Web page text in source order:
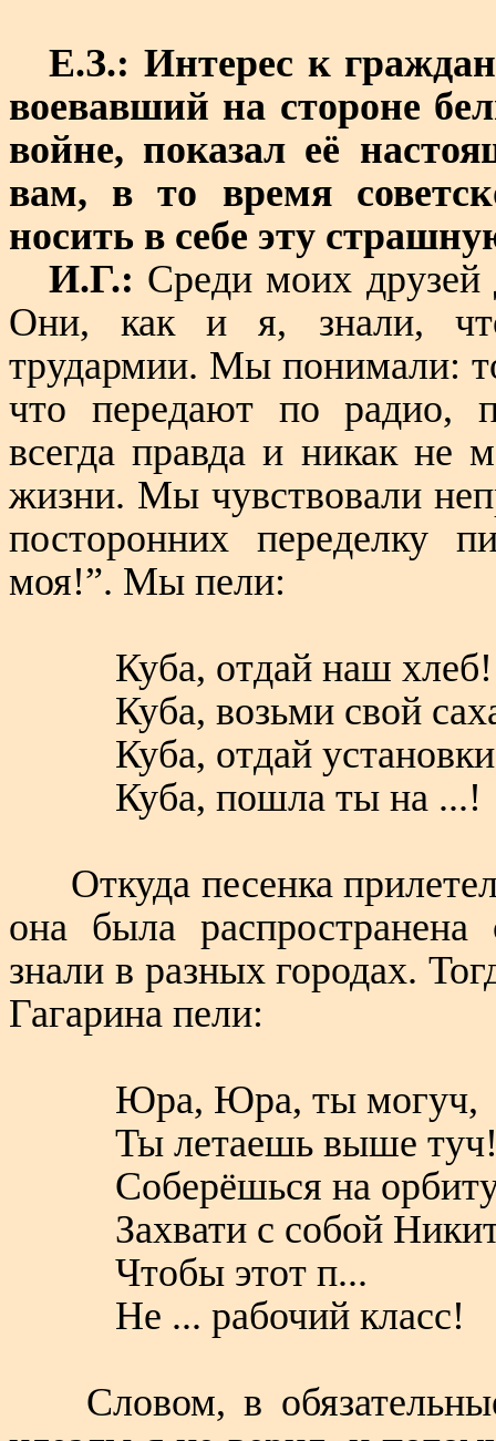
Е.З.: Интерес к
воевавший на стороне
войне, показал её
вам, в то время
носить в себе эту
И.Г.: Среди моих друзей
Они, как и я, знали,
трудармии. Мы понимали:
что передают по радио,
всегда правда и никак не
жизни. Мы чувствовали
посторонних переделку
моя!”. Мы пели:
Куба, отдай наш хлеб!
Куба, возьми свой
Куба, отдай
Куба, пошла ты на ...!
Откуда песенка
она была
знали в разных городах.
Гагарина пели:
Юра, Юра, ты могуч,
Ты летаешь выше
Соберёшься на
Захвати с собой
Чтобы этот п...
Не ... рабочий класс!
Словом, в